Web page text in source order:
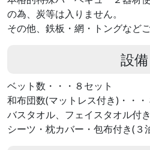
の為、炭等は入りません。
その他、鉄板・網・トングなど
設備
ベット数・・・８セット
和布団数(マットレス付き)・・
バスタオル、フェイスタオル付き
シーツ・枕カバー・包布付き(３